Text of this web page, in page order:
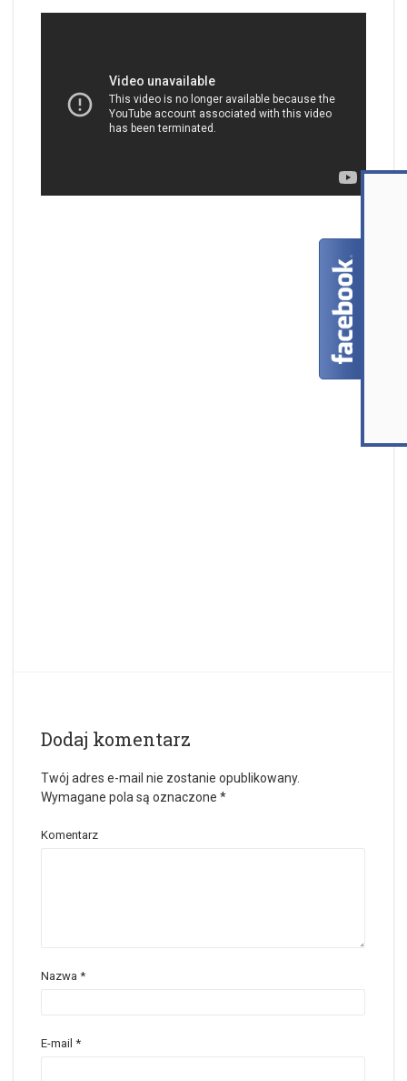
Dodaj komentarz
Twój adres e-mail nie zostanie opublikowany.
Wymagane pola są oznaczone *
Komentarz
Nazwa *
E-mail *